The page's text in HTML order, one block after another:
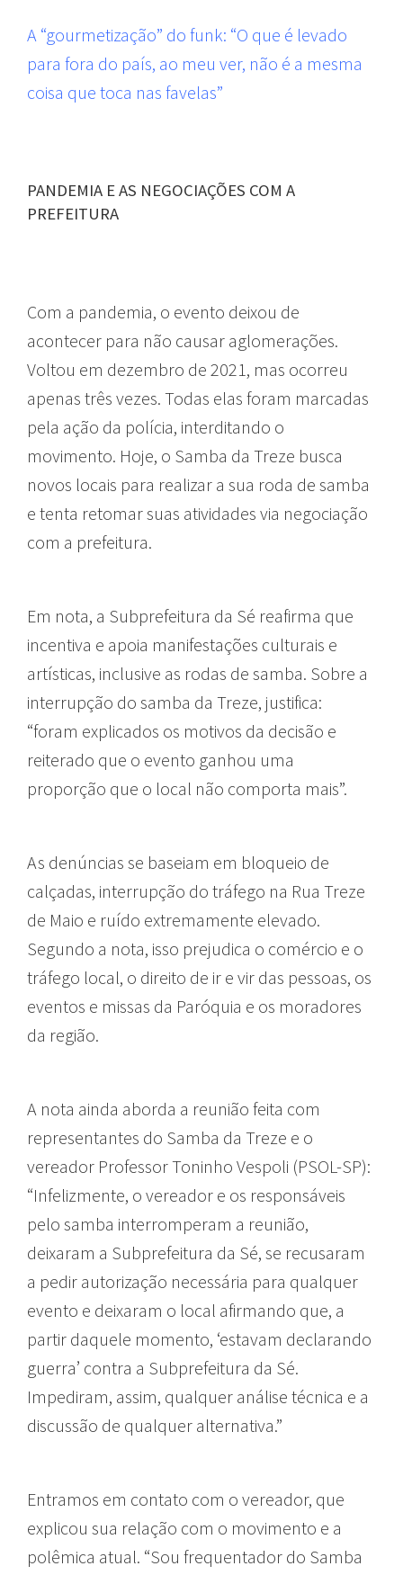
A “gourmetização” do funk: “O que é levado
para fora do país, ao meu ver, não é a mesma
coisa que toca nas favelas”
PANDEMIA E AS NEGOCIAÇÕES COM A
PREFEITURA
Com a pandemia, o evento deixou de
acontecer para não causar aglomerações.
Voltou em dezembro de 2021, mas ocorreu
apenas três vezes. Todas elas foram marcadas
pela ação da polícia, interditando o
movimento. Hoje, o Samba da Treze busca
novos locais para realizar a sua roda de samba
e tenta retomar suas atividades via negociação
com a prefeitura.
Em nota, a Subprefeitura da Sé reafirma que
incentiva e apoia manifestações culturais e
artísticas, inclusive as rodas de samba. Sobre a
interrupção do samba da Treze, justifica:
“foram explicados os motivos da decisão e
reiterado que o evento ganhou uma
proporção que o local não comporta mais”.
As denúncias se baseiam em bloqueio de
calçadas, interrupção do tráfego na Rua Treze
de Maio e ruído extremamente elevado.
Segundo a nota, isso prejudica o comércio e o
tráfego local, o direito de ir e vir das pessoas, os
eventos e missas da Paróquia e os moradores
da região.
A nota ainda aborda a reunião feita com
representantes do Samba da Treze e o
vereador Professor Toninho Vespoli (PSOL-SP):
“Infelizmente, o vereador e os responsáveis
pelo samba interromperam a reunião,
deixaram a Subprefeitura da Sé, se recusaram
a pedir autorização necessária para qualquer
evento e deixaram o local afirmando que, a
partir daquele momento, ‘estavam declarando
guerra’ contra a Subprefeitura da Sé.
Impediram, assim, qualquer análise técnica e a
discussão de qualquer alternativa.”
Entramos em contato com o vereador, que
explicou sua relação com o movimento e a
polêmica atual. “Sou frequentador do Samba